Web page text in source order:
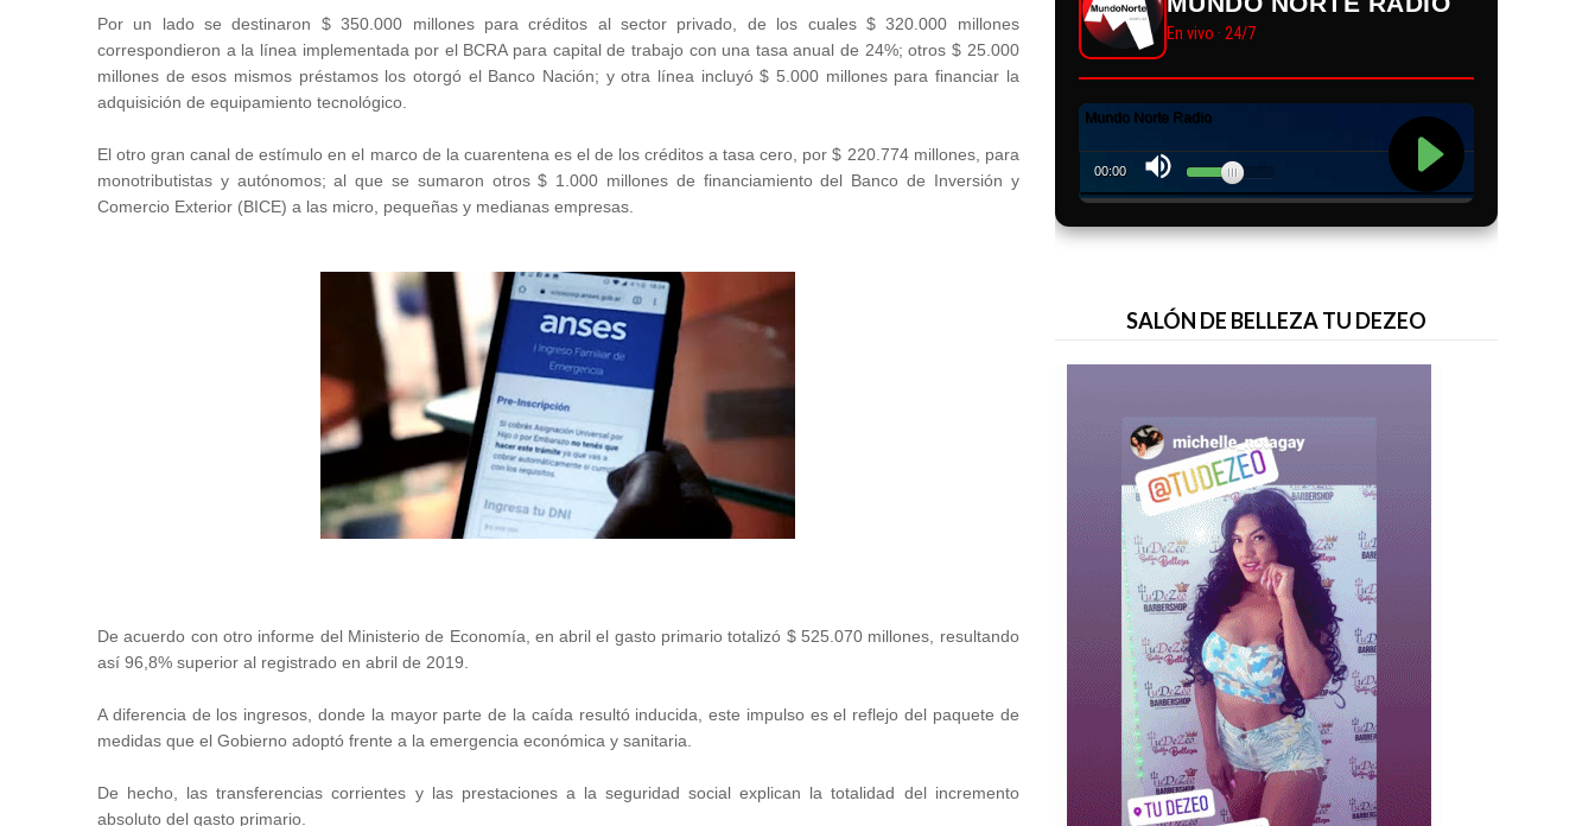
Por un lado se destinaron $ 350.000 millones para créditos al sector privado, de los cuales $ 320.000 millones
correspondieron a la línea implementada por el BCRA para capital de trabajo con una tasa anual de 24%; otros $ 25.000
millones de esos mismos préstamos los otorgó el Banco Nación; y otra línea incluyó $ 5.000 millones para financiar la
adquisición de equipamiento tecnológico.
El otro gran canal de estímulo en el marco de la cuarentena es el de los créditos a tasa cero, por $ 220.774 millones, para
monotributistas y autónomos; al que se sumaron otros $ 1.000 millones de financiamiento del Banco de Inversión y
Comercio Exterior (BICE) a las micro, pequeñas y medianas empresas.
De acuerdo con otro informe del Ministerio de Economía, en abril el gasto primario totalizó $ 525.070 millones, resultando
así 96,8% superior al registrado en abril de 2019.
A diferencia de los ingresos, donde la mayor parte de la caída resultó inducida, este impulso es el reflejo del paquete de
medidas que el Gobierno adoptó frente a la emergencia económica y sanitaria.
De hecho, las transferencias corrientes y las prestaciones a la seguridad social explican la totalidad del incremento
absoluto del gasto primario.
En vivo · 24/7
SALÓN DE BELLEZA TU DEZEO